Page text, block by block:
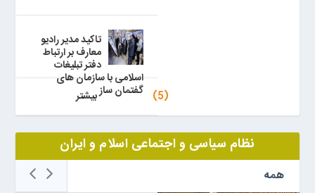
(5)
تاکید مدیر رادیو
معارف بر ارتباط
دفتر تبلیغات
اسلامی با سازمان های
گفتمان سازبيشتر
نظام سیاسی و اجتماعی اسلام و ایران
همه